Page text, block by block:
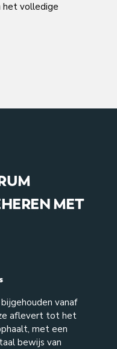
het volledige
MET
vanaf
aflevert tot het
met een
bewijs van